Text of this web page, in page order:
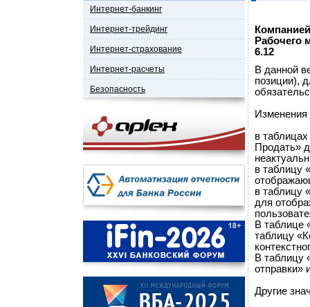
Интернет-банкинг
Интернет-трейдинг
Интернет-страхование
Интернет-расчеты
Безопасность
Рабочего
6.12
В данной
позиции),
Изменения
в
Продать»
в таблицу
в таблицу
для
В таблице
таблицу
В таблицу
отправки»
Другие